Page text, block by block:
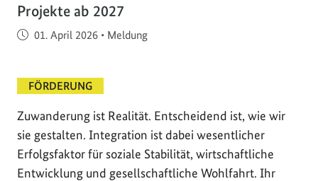
Projekte ab 2027
Veröffentlicht am
01. April 2026 • Meldung
FÖRDERUNG
Zuwanderung ist Realität. Entscheidend ist, wie wir
sie gestalten. Integration ist dabei wesentlicher
Erfolgsfaktor für soziale Stabilität, wirtschaftliche
Entwicklung und gesellschaftliche Wohlfahrt. Ihr